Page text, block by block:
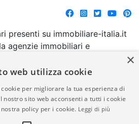
presenti su immobiliare-italia.it
agenzie immobiliari e
o l'avallo da parte di
immobiliare-italia.it
della veridicità, della
della normativa in
×
web utilizza cookie
per migliorare la tua esperienza di
nostro sito web acconsenti a tutti i cookie
policy per i cookie. Leggi di più